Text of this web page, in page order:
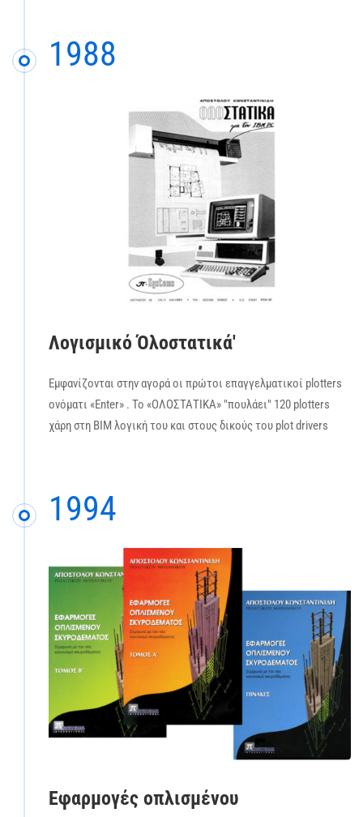
1988
Λογισμικό Όλοστατικά'
Εμφανίζoνται στην αγορά οι πρώτοι επαγγελματικοί plotters
ονόματι «Enter» . Το «ΟΛΟΣΤΑΤΙΚΑ» "πουλάει" 120 plotters
χάρη στη BIM λογική του και στους δικούς του plot drivers
1994
Εφαρμογές οπλισμένου